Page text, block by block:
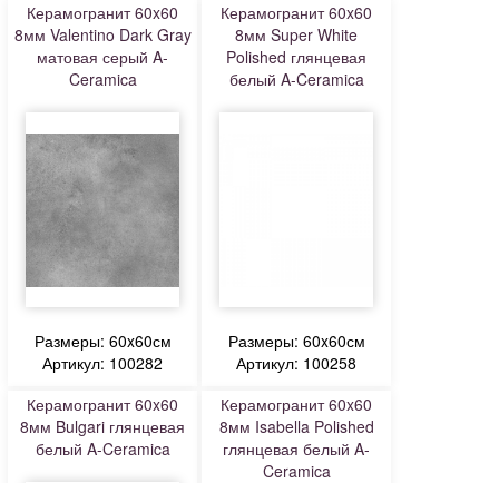
Керамогранит 60x60
8мм Valentino Dark Gray
матовая серый A-
Ceramica
Размеры: 60x60см
Артикул: 100282
Керамогранит 60x60
8мм Super White
Polished глянцевая
белый A-Ceramica
Размеры: 60x60см
Артикул: 100258
Керамогранит 60x60
8мм Bulgari глянцевая
белый A-Ceramica
Керамогранит 60x60
8мм Isabella Polished
глянцевая белый A-
Ceramica